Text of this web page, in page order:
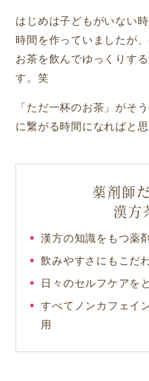
はじめは子どもがいない
時間を作っていましたが
お茶を飲んでゆっくりす
す。笑
「ただ一杯のお茶」がそ
に繋がる時間になればと思
薬剤師
漢方
漢方の知識をもつ薬
飲みやすさにもこだ
日々のセルフケアを
すべてノンカフェイ
用